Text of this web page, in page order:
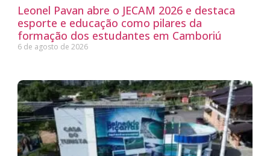
Leonel Pavan abre o JECAM 2026 e destaca
esporte e educação como pilares da
formação dos estudantes em Camboriú
6 de agosto de 2026